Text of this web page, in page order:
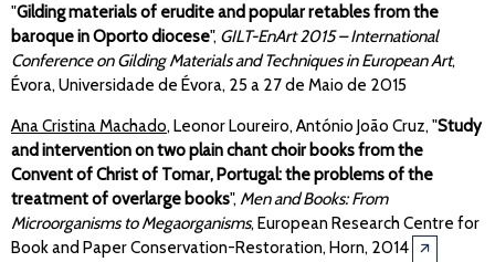
"Gilding materials of erudite and popular retables from the
baroque in Oporto diocese", GILT-EnArt 2015 – International
Conference on Gilding Materials and Techniques in European Art,
Évora, Universidade de Évora, 25 a 27 de Maio de 2015
Ana Cristina Machado, Leonor Loureiro, António João Cruz, "Study
and intervention on two plain chant choir books from the
Convent of Christ of Tomar, Portugal: the problems of the
treatment of overlarge books", Men and Books: From
Microorganisms to Megaorganisms, European Research Centre for
Book and Paper Conservation-Restoration, Horn, 2014 🡭